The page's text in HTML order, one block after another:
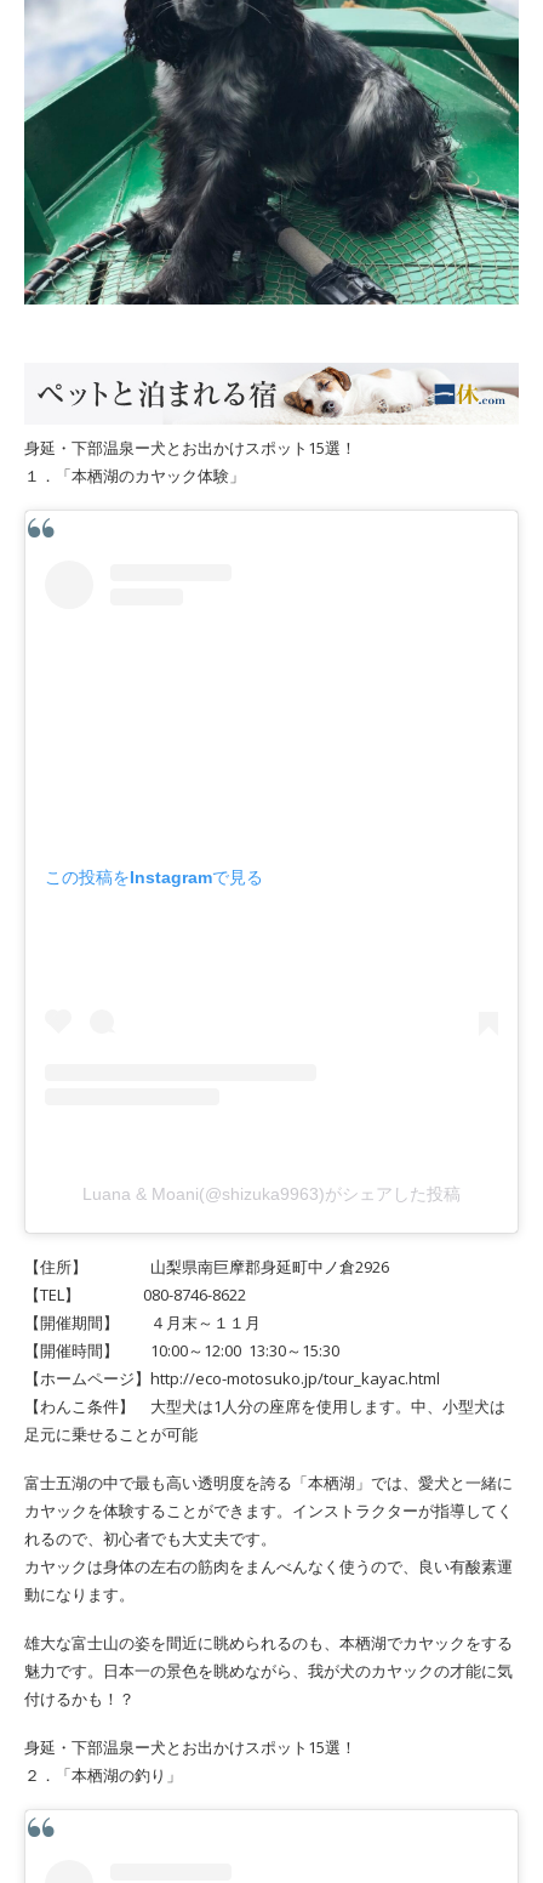
身延・下部温泉ー犬とお出かけスポット15選！
１．「本栖湖のカヤック体験」
この投稿をInstagramで見る
Luana & Moani(@shizuka9963)がシェアした投稿
【住所】 山梨県南巨摩郡身延町中ノ倉2926
【TEL】 080-8746-8622
【開催期間】 ４月末～１１月
【開催時間】 10:00～12:00 13:30～15:30
【ホームページ】http://eco-motosuko.jp/tour_kayac.html
【わんこ条件】 大型犬は1人分の座席を使用します。中、小型犬は
足元に乗せることが可能
富士五湖の中で最も高い透明度を誇る「本栖湖」では、愛犬と一緒に
カヤックを体験することができます。インストラクターが指導してく
れるので、初心者でも大丈夫です。
カヤックは身体の左右の筋肉をまんべんなく使うので、良い有酸素運
動になります。
雄大な富士山の姿を間近に眺められるのも、本栖湖でカヤックをする
魅力です。日本一の景色を眺めながら、我が犬のカヤックの才能に気
付けるかも！？
身延・下部温泉ー犬とお出かけスポット15選！
２．「本栖湖の釣り」